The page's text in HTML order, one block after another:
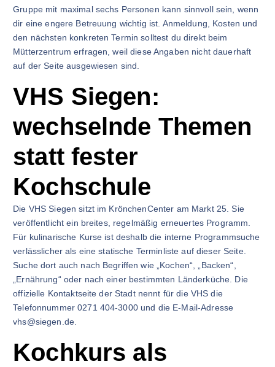
Gruppe mit maximal sechs Personen kann sinnvoll sein, wenn
dir eine engere Betreuung wichtig ist. Anmeldung, Kosten und
den nächsten konkreten Termin solltest du direkt beim
Mütterzentrum erfragen, weil diese Angaben nicht dauerhaft
auf der Seite ausgewiesen sind.
VHS Siegen:
wechselnde Themen
statt fester
Kochschule
Die VHS Siegen sitzt im KrönchenCenter am Markt 25. Sie
veröffentlicht ein breites, regelmäßig erneuertes Programm.
Für kulinarische Kurse ist deshalb die interne Programmsuche
verlässlicher als eine statische Terminliste auf dieser Seite.
Suche dort auch nach Begriffen wie „Kochen“, „Backen“,
„Ernährung“ oder nach einer bestimmten Länderküche. Die
offizielle Kontaktseite der Stadt nennt für die VHS die
Telefonnummer 0271 404-3000 und die E-Mail-Adresse
vhs@siegen.de.
Kochkurs als